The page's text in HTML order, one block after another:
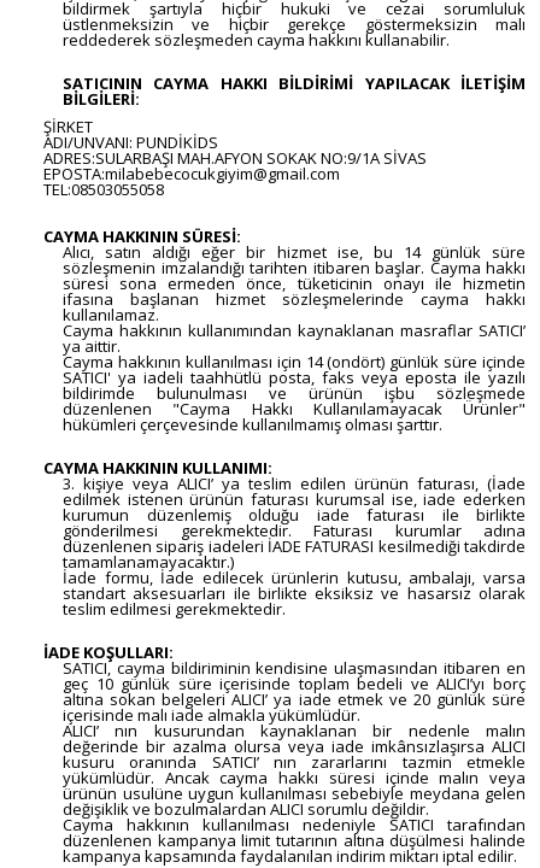
bildirmek şartıyla hiçbir hukuki ve cezai sorumluluk
üstlenmeksizin ve hiçbir gerekçe göstermeksizin malı
reddederek sözleşmeden cayma hakkını kullanabilir.
SATICININ CAYMA HAKKI BİLDİRİMİ YAPILACAK İLETİŞİM
BİLGİLERİ:
ŞİRKET
ADI/UNVANI: PUNDİKİDS
ADRES:SULARBAŞI MAH.AFYON SOKAK NO:9/1A SİVAS
EPOSTA:milabebecocukgiyim@gmail.com
TEL:08503055058
CAYMA HAKKININ SÜRESİ:
Alıcı, satın aldığı eğer bir hizmet ise, bu 14 günlük süre
sözleşmenin imzalandığı tarihten itibaren başlar. Cayma hakkı
süresi sona ermeden önce, tüketicinin onayı ile hizmetin
ifasına başlanan hizmet sözleşmelerinde cayma hakkı
kullanılamaz.
Cayma hakkının kullanımından kaynaklanan masraflar SATICI’
ya aittir.
Cayma hakkının kullanılması için 14 (ondört) günlük süre içinde
SATICI' ya iadeli taahhütlü posta, faks veya eposta ile yazılı
bildirimde bulunulması ve ürünün işbu sözleşmede
düzenlenen "Cayma Hakkı Kullanılamayacak Ürünler"
hükümleri çerçevesinde kullanılmamış olması şarttır.
CAYMA HAKKININ KULLANIMI:
3. kişiye veya ALICI’ ya teslim edilen ürünün faturası, (İade
edilmek istenen ürünün faturası kurumsal ise, iade ederken
kurumun düzenlemiş olduğu iade faturası ile birlikte
gönderilmesi gerekmektedir. Faturası kurumlar adına
düzenlenen sipariş iadeleri İADE FATURASI kesilmediği takdirde
tamamlanamayacaktır.)
İade formu, İade edilecek ürünlerin kutusu, ambalajı, varsa
standart aksesuarları ile birlikte eksiksiz ve hasarsız olarak
teslim edilmesi gerekmektedir.
İADE KOŞULLARI:
SATICI, cayma bildiriminin kendisine ulaşmasından itibaren en
geç 10 günlük süre içerisinde toplam bedeli ve ALICI’yı borç
altına sokan belgeleri ALICI’ ya iade etmek ve 20 günlük süre
içerisinde malı iade almakla yükümlüdür.
ALICI’ nın kusurundan kaynaklanan bir nedenle malın
değerinde bir azalma olursa veya iade imkânsızlaşırsa ALICI
kusuru oranında SATICI’ nın zararlarını tazmin etmekle
yükümlüdür. Ancak cayma hakkı süresi içinde malın veya
ürünün usulüne uygun kullanılması sebebiyle meydana gelen
değişiklik ve bozulmalardan ALICI sorumlu değildir.
Cayma hakkının kullanılması nedeniyle SATICI tarafından
düzenlenen kampanya limit tutarının altına düşülmesi halinde
kampanya kapsamında faydalanılan indirim miktarı iptal edilir.